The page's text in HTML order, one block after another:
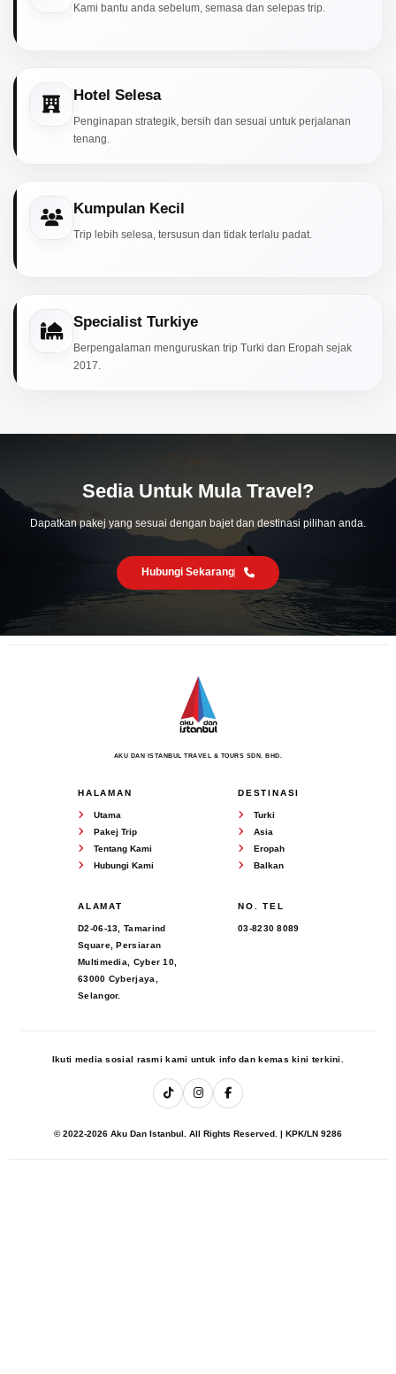
Kami bantu anda sebelum, semasa dan selepas trip.
Hotel Selesa
Penginapan strategik, bersih dan sesuai untuk perjalanan
tenang.
Kumpulan Kecil
Trip lebih selesa, tersusun dan tidak terlalu padat.
Specialist Turkiye
Berpengalaman menguruskan trip Turki dan Eropah sejak
2017.
Sedia Untuk Mula Travel?
Dapatkan pakej yang sesuai dengan bajet dan destinasi pilihan anda.
Hubungi Sekarang
AKU DAN ISTANBUL TRAVEL & TOURS SDN. BHD.
HALAMAN
Utama
Pakej Trip
Tentang Kami
Hubungi Kami
DESTINASI
Turki
Asia
Eropah
Balkan
ALAMAT
D2-06-13, Tamarind
Square, Persiaran
Multimedia, Cyber 10,
63000 Cyberjaya,
Selangor.
NO. TEL
03-8230 8089
Ikuti media sosial rasmi kami untuk info dan kemas kini terkini.
© 2022-2026 Aku Dan Istanbul. All Rights Reserved. | KPK/LN 9286